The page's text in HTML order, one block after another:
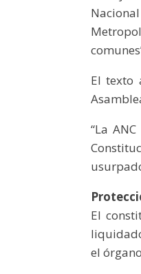
El texto
“La
El
el